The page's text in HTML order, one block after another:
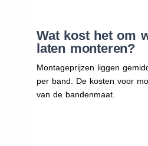
Wat kost het om
laten monteren?
Montageprijzen liggen
per band. De kosten voor
van de bandenmaat.